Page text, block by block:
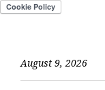
August 9, 2026